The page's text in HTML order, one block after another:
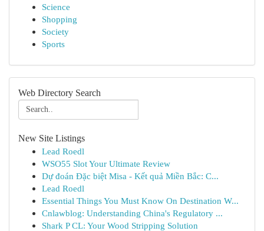
Science
Shopping
Society
Sports
Web Directory Search
New Site Listings
Lead Roedl
WSO55 Slot Your Ultimate Review
Dự đoán Đặc biệt Misa - Kết quả Miền Bắc: C...
Lead Roedl
Essential Things You Must Know On Destination W...
Cnlawblog: Understanding China's Regulatory ...
Shark P CL: Your Wood Stripping Solution